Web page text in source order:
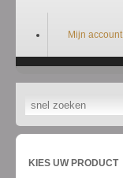
Mijn account
KIES UW PRODUCT